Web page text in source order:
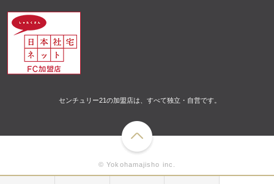
センチュリー21の加盟店は、すべて独立・自営です。
© Yokohamajisho inc.